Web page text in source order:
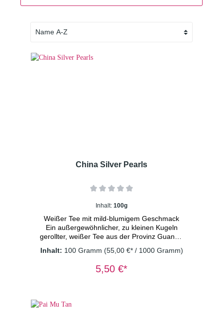
China Silver Pearls
Inhalt: 100g
Weißer Tee mit mild-blumigem Geschmack
Ein außergewöhnlicher, zu kleinen Kugeln
gerollter, weißer Tee aus der Provinz Guangxi
1TL/Tasse Wassertemperatur: 80° C
Inhalt: 100 Gramm (55,00 €* / 1000 Gramm)
5,50 €*